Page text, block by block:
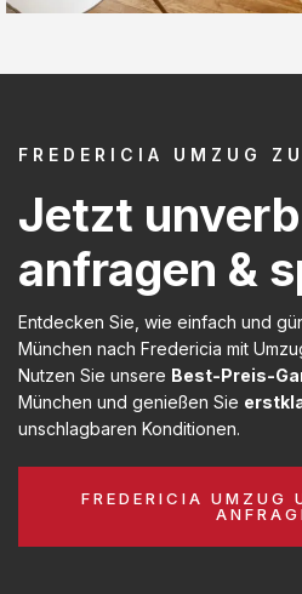
FREDERICIA UMZUG
Jetzt
anfragen &
Entdecken Sie, wie einfach und
München nach Fredericia mit
Nutzen Sie unsere Best-Preis-
München und genießen Sie
unschlagbaren Konditionen.
FREDERICIA UMZUG